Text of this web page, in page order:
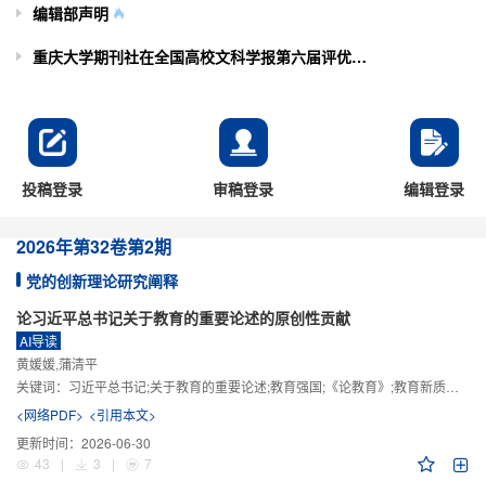
编辑部声明
重庆大学期刊社在全国高校文科学报第六届评优活动中获佳绩
投稿登录 审稿登录 编辑登录
2026年第32卷第2期
党的创新理论研究阐释
论习近平总书记关于教育的重要论述的原创性贡献
AI导读
黄媛媛,蒲清平
关键词： 习近平总书记;关于教育的重要论述;教育强国;《论教育》;教育新质生产力;教育人工智能
<网络PDF> <引用本文>
更新时间： 2026-06-30
43
| 3 | 7